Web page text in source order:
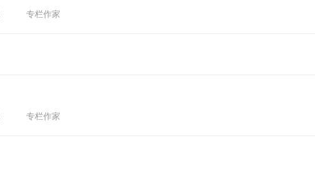
专栏作家
专栏作家